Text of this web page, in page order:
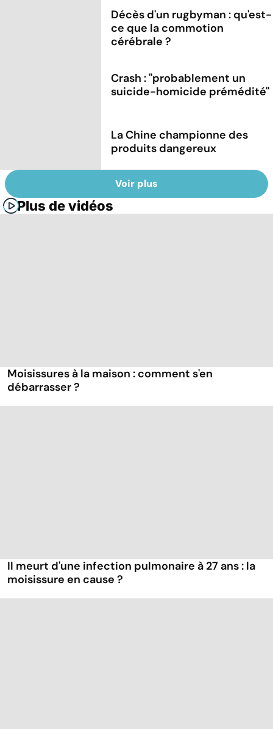
Décès d'un rugbyman : qu'est-
ce que la commotion
cérébrale ?
Crash : ''probablement un
suicide-homicide prémédité''
La Chine championne des
produits dangereux
Voir plus
Plus de vidéos
Moisissures à la maison : comment s'en
débarrasser ?
Il meurt d'une infection pulmonaire à 27 ans : la
moisissure en cause ?